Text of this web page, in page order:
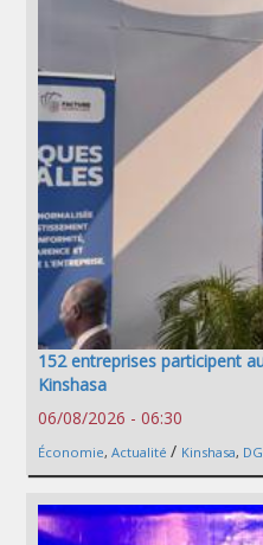
152 entreprises participent
Kinshasa
06/08/2026 - 06:30
Économie, Actualité / Kinshasa,